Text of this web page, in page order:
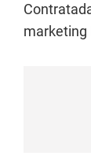
marketing